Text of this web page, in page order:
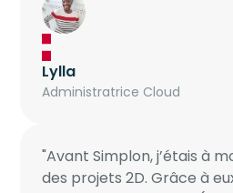
Lylla
Administratrice Cloud
"Avant Simplon, j’étais à
des projets 2D. Grâce à